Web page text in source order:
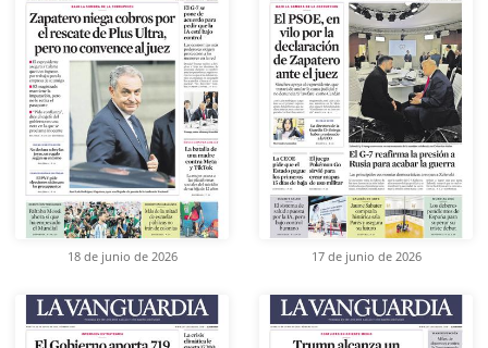
18 de junio de 2026 17 de junio de 2026